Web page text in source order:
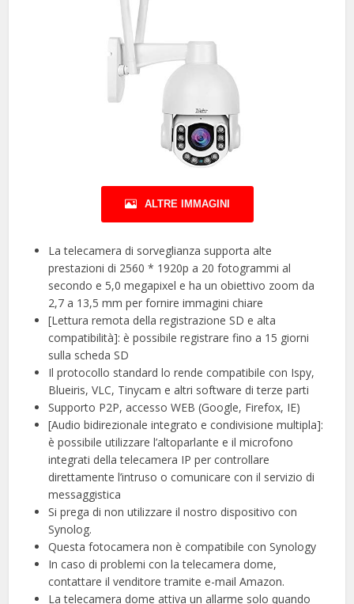
ALTRE IMMAGINI
La telecamera di sorveglianza supporta alte
prestazioni di 2560 * 1920p a 20 fotogrammi al
secondo e 5,0 megapixel e ha un obiettivo zoom da
2,7 a 13,5 mm per fornire immagini chiare
[Lettura remota della registrazione SD e alta
compatibilità]: è possibile registrare fino a 15 giorni
sulla scheda SD
Il protocollo standard lo rende compatibile con Ispy,
Blueiris, VLC, Tinycam e altri software di terze parti
Supporto P2P, accesso WEB (Google, Firefox, IE)
[Audio bidirezionale integrato e condivisione multipla]:
è possibile utilizzare l’altoparlante e il microfono
integrati della telecamera IP per controllare
direttamente l’intruso o comunicare con il servizio di
messaggistica
Si prega di non utilizzare il nostro dispositivo con
Synolog.
Questa fotocamera non è compatibile con Synology
In caso di problemi con la telecamera dome,
contattare il venditore tramite e-mail Amazon.
La telecamera dome attiva un allarme solo quando